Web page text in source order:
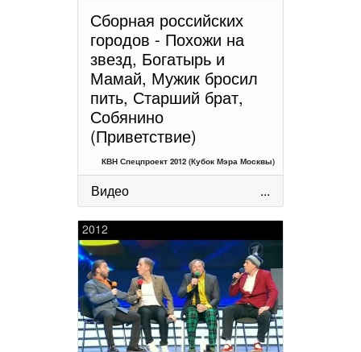
Сборная российских
городов - Похожи на
звезд, Богатырь и
Мамай, Мужик бросил
пить, Старший брат,
Собянино
(Приветствие)
КВН Спецпроект 2012 (Кубок Мэра Москвы)
Видео ...
2012